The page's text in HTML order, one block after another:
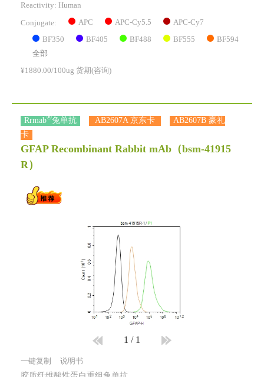
Reactivity: Human
Conjugate: APC APC-Cy5.5 APC-Cy7
BF350 BF405 BF488 BF555
BF594
全部
¥1880.00/100ug 货期(咨询)
Rrmab®兔单抗 AB2607A 京东卡
AB2607B 豪礼
卡
GFAP Recombinant Rabbit mAb （bsm-41915
R）
1 / 1
一键复制 说明书